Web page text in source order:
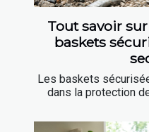
Tout savoir
baskets
Les baskets
dans la protection